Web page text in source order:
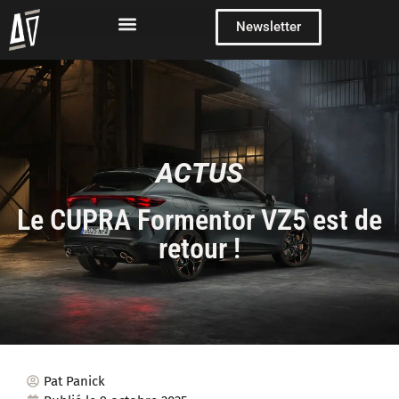
Newsletter
ACTUS
Le CUPRA Formentor VZ5 est de
retour !
Pat Panick